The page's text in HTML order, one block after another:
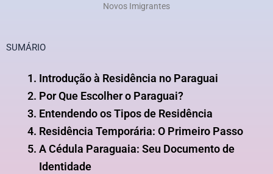
Novos Imigrantes
SUMÁRIO
Introdução à Residência no Paraguai
Por Que Escolher o Paraguai?
Entendendo os Tipos de Residência
Residência Temporária: O Primeiro Passo
A Cédula Paraguaia: Seu Documento de
Identidade